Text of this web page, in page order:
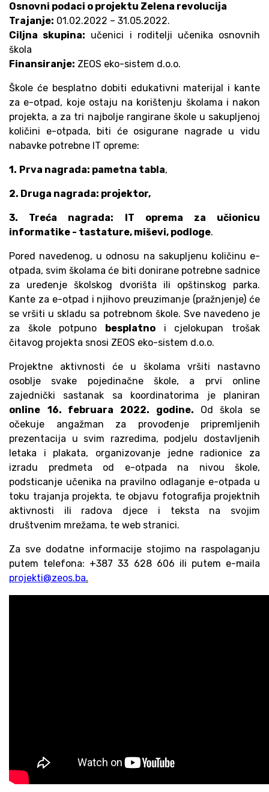
Osnovni podaci o projektu Zelena revolucija
Trajanje: 01.02.2022 – 31.05.2022.
Ciljna skupina: učenici i roditelji učenika osnovnih
škola
Finansiranje: ZEOS eko-sistem d.o.o.
Škole će besplatno dobiti edukativni materijal i kante
za e-otpad, koje ostaju na korištenju školama i nakon
projekta, a za tri najbolje rangirane škole u sakupljenoj
količini e-otpada, biti će osigurane nagrade u vidu
nabavke potrebne IT opreme:
1. Prva nagrada: pametna tabla,
2. Druga nagrada: projektor,
3. Treća nagrada: IT oprema za učionicu
informatike - tastature, miševi, podloge.
Pored navedenog, u odnosu na sakupljenu količinu e-
otpada, svim školama će biti donirane potrebne sadnice
za uređenje školskog dvorišta ili opštinskog parka.
Kante za e-otpad i njihovo preuzimanje (pražnjenje) će
se vršiti u skladu sa potrebnom škole. Sve navedeno je
za škole potpuno besplatno i cjelokupan trošak
čitavog projekta snosi ZEOS eko-sistem d.o.o.
Projektne aktivnosti će u školama vršiti nastavno
osoblje svake pojedinačne škole, a prvi online
zajednički sastanak sa koordinatorima je planiran
online
16. februara 2022. godine. Od škola se
očekuje angažman za provođenje pripremljenih
prezentacija u svim razredima, podjelu dostavljenih
letaka i plakata, organizovanje jedne radionice za
izradu predmeta od e-otpada na nivou škole,
podsticanje učenika na pravilno odlaganje e-otpada u
toku trajanja projekta, te objavu fotografija projektnih
aktivnosti ili radova djece i teksta na svojim
društvenim mrežama, te web stranici.
Za sve dodatne informacije stojimo na raspolaganju
putem telefona: +387 33 628 606 ili putem e-maila
projekti@zeos.ba.